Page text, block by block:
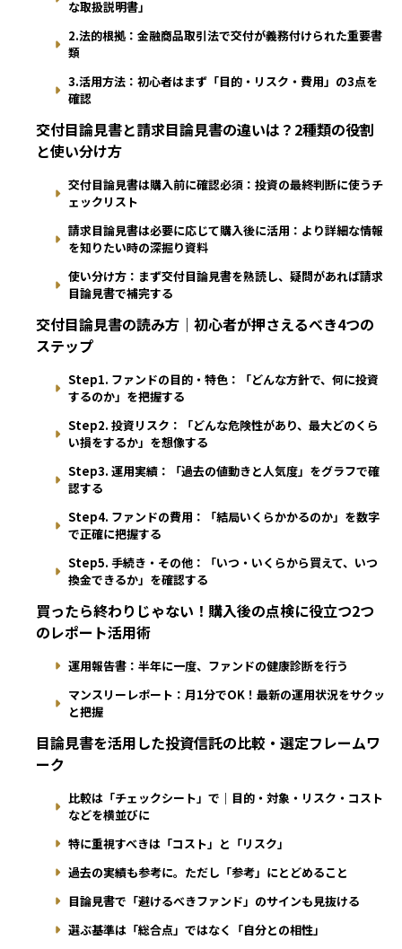
な取扱説明書」
2.法的根拠：金融商品取引法で交付が義務付けられた重要書
類
3.活用方法：初心者はまず「目的・リスク・費用」の3点を
確認
交付目論見書と請求目論見書の違いは？2種類の役割
と使い分け方
交付目論見書は購入前に確認必須：投資の最終判断に使うチ
ェックリスト
請求目論見書は必要に応じて購入後に活用：より詳細な情報
を知りたい時の深掘り資料
使い分け方：まず交付目論見書を熟読し、疑問があれば請求
目論見書で補完する
交付目論見書の読み方｜初心者が押さえるべき4つの
ステップ
Step1. ファンドの目的・特色：「どんな方針で、何に投資
するのか」を把握する
Step2. 投資リスク：「どんな危険性があり、最大どのくら
い損をするか」を想像する
Step3. 運用実績：「過去の値動きと人気度」をグラフで確
認する
Step4. ファンドの費用：「結局いくらかかるのか」を数字
で正確に把握する
Step5. 手続き・その他：「いつ・いくらから買えて、いつ
換金できるか」を確認する
買ったら終わりじゃない！購入後の点検に役立つ2つ
のレポート活用術
運用報告書：半年に一度、ファンドの健康診断を行う
マンスリーレポート：月1分でOK！最新の運用状況をサクッ
と把握
目論見書を活用した投資信託の比較・選定フレームワ
ーク
比較は「チェックシート」で｜目的・対象・リスク・コスト
などを横並びに
特に重視すべきは「コスト」と「リスク」
過去の実績も参考に。ただし「参考」にとどめること
目論見書で「避けるべきファンド」のサインも見抜ける
選ぶ基準は「総合点」ではなく「自分との相性」